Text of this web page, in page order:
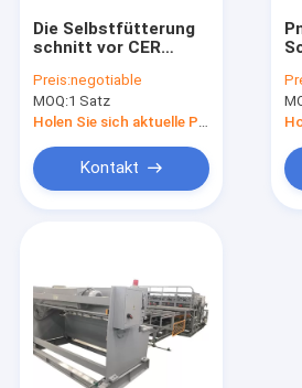
Stahldraht-Schweißgerät
Multi Punkt-Punktschweissen-
Draht Mesh Bending Machine
Die Selbstfütterung
schnitt vor CER
Schweißgerät für
Stahlbinder
Preis:negotiable
MOQ:1 Satz
Holen Sie sich aktuelle Preis
Kontakt